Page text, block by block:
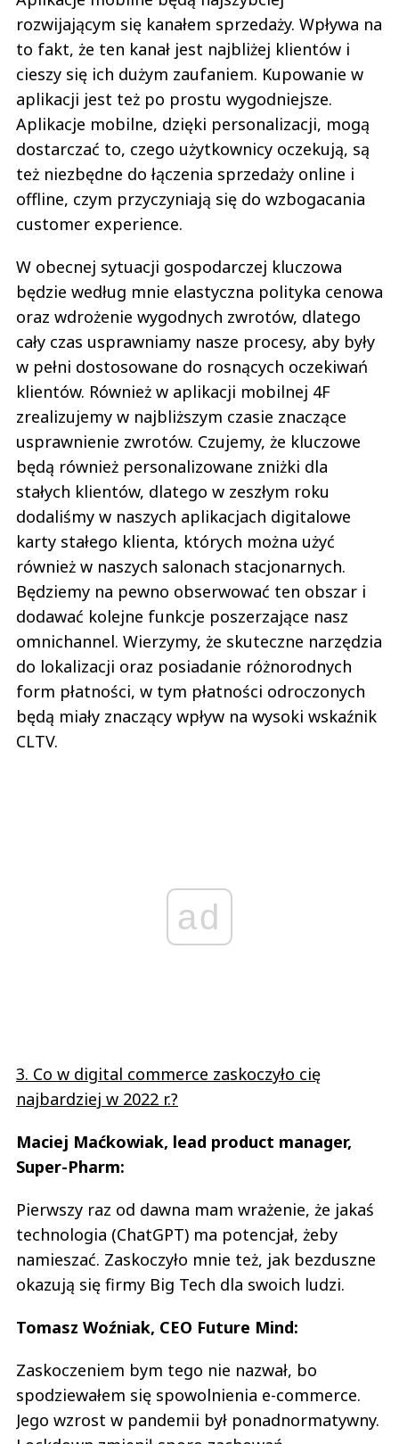
rozwijającym się kanałem sprzedaży. Wpływa na
to fakt, że ten kanał jest najbliżej klientów i
cieszy się ich dużym zaufaniem. Kupowanie w
aplikacji jest też po prostu wygodniejsze.
Aplikacje mobilne, dzięki personalizacji, mogą
dostarczać to, czego użytkownicy oczekują, są
też niezbędne do łączenia sprzedaży online i
offline, czym przyczyniają się do wzbogacania
customer experience.
W obecnej sytuacji gospodarczej kluczowa
będzie według mnie elastyczna polityka cenowa
oraz wdrożenie wygodnych zwrotów, dlatego
cały czas usprawniamy nasze procesy, aby były
w pełni dostosowane do rosnących oczekiwań
klientów. Również w aplikacji mobilnej 4F
zrealizujemy w najbliższym czasie znaczące
usprawnienie zwrotów. Czujemy, że kluczowe
będą również personalizowane zniżki dla
stałych klientów, dlatego w zeszłym roku
dodaliśmy w naszych aplikacjach digitalowe
karty stałego klienta, których można użyć
również w naszych salonach stacjonarnych.
Będziemy na pewno obserwować ten obszar i
dodawać kolejne funkcje poszerzające nasz
omnichannel. Wierzymy, że skuteczne narzędzia
do lokalizacji oraz posiadanie różnorodnych
form płatności, w tym płatności odroczonych
będą miały znaczący wpływ na wysoki wskaźnik
CLTV.
ad
3. Co w digital commerce zaskoczyło cię
najbardziej w 2022 r.?
Maciej Maćkowiak, lead product manager,
Super-Pharm:
Pierwszy raz od dawna mam wrażenie, że jakaś
technologia (ChatGPT) ma potencjał, żeby
namieszać. Zaskoczyło mnie też, jak bezduszne
okazują się firmy Big Tech dla swoich ludzi.
Tomasz Woźniak, CEO Future Mind:
Zaskoczeniem bym tego nie nazwał, bo
spodziewałem się spowolnienia e-commerce.
Jego wzrost w pandemii był ponadnormatywny.